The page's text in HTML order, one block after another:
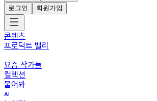
로그인
회원가입
콘텐츠
프로덕트 밸리
요즘 작가들
컬렉션
물어봐